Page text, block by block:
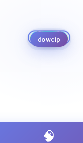
dowcip
anegdota
facecja
kawał
żart
figiel
krotochwila
psikus
psota
greps
humor
humoreska
🧠